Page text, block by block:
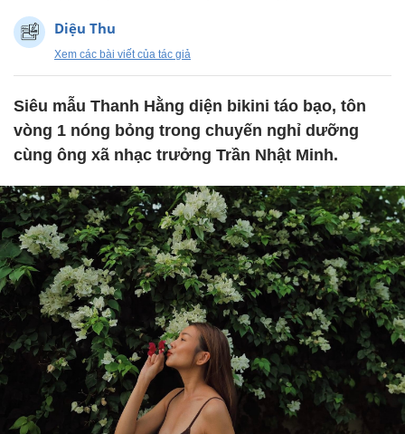
Diệu Thu
Xem các bài viết của tác giả
Siêu mẫu Thanh Hằng diện bikini táo bạo, tôn
vòng 1 nóng bỏng trong chuyến nghỉ dưỡng
cùng ông xã nhạc trưởng Trần Nhật Minh.